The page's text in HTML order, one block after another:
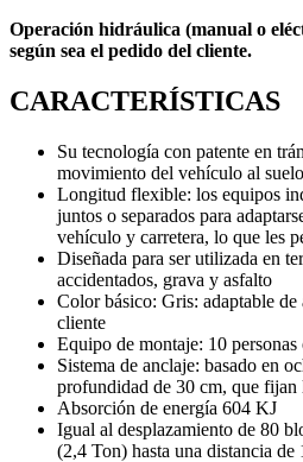
Operación hidráulica (manual o
según sea el pedido del cliente.
CARACTERÍSTICAS
Su tecnología con patente en
movimiento del vehículo al suelo
Longitud flexible: los equipos
juntos o separados para
vehículo y carretera, lo que les
Diseñada para ser utilizada en
accidentados, grava y asfalto
Color básico: Gris: adaptable
cliente
Equipo de montaje: 10
Sistema de anclaje: basado en
profundidad de 30 cm, que fijan
Absorción de energía 604 KJ
Igual al desplazamiento de 80
(2,4 Ton) hasta una distancia de